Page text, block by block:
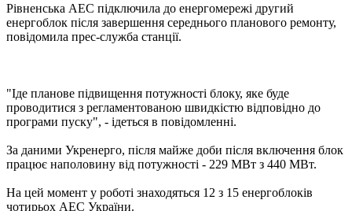
Рівненська АЕС підключила до енергомережі другий
енергоблок після завершення середнього планового ремонту,
повідомила прес-служба станції.
"Іде планове підвищення потужності блоку, яке буде
проводитися з регламентованою швидкістю відповідно до
програми пуску", - ідеться в повідомленні.
За даними Укренерго, після майже доби після включення блок
працює наполовину від потужності - 229 МВт з 440 МВт.
На цей момент у роботі знаходяться 12 з 15 енергоблоків
чотирьох АЕС України.